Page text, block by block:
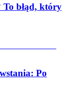
To błąd, który
Po